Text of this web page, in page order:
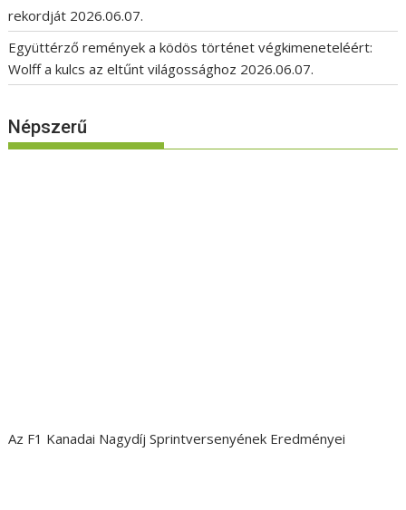
rekordját 2026.06.07.
Együttérző remények a ködös történet végkimeneteléért:
Wolff a kulcs az eltűnt világossághoz 2026.06.07.
Népszerű
Az F1 Kanadai Nagydíj Sprintversenyének Eredményei